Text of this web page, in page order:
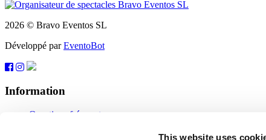
This website uses
2026 © Bravo Eventos SL
Développé parEventoBot
Information
Questions fréquentes